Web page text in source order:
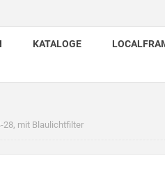
KATALOGE
28, mit Blaulichtfilter